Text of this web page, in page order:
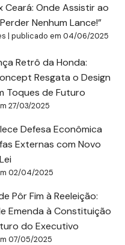
Ceará: Onde Assistir ao
Nenhum Lance!”
|publicado em 04/06/2025
Retrô da Honda:
Resgata o Design
Toques de Futuro
27/03/2025
Defesa Econômica
Externas com Novo
02/04/2025
Pôr Fim à Reeleição:
Emenda à Constituição
do Executivo
07/05/2025